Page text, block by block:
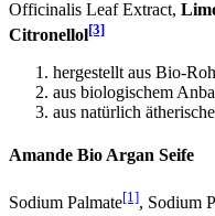
Officinalis Leaf Extract,
Citronellol[3]
hergestellt aus Bio-
aus biologischem
aus natürlich
Amande Bio Argan Seife
Sodium Palmate[1], Sodium